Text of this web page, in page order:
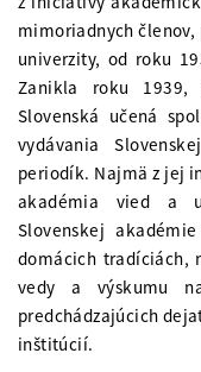
mimoriadnych členov,
univerzity, od roku
Zanikla roku
Slovenská učená
vydávania
periodík. Najmä z jej
akadémia vied a
Slovenskej
domácich tradíciách,
vedy a výskumu
predchádzajúcich
inštitúcií.